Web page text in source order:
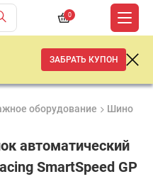
0
ЗАБРАТЬ КУПОН
оборудование
автоматический
SmartSpeed GP